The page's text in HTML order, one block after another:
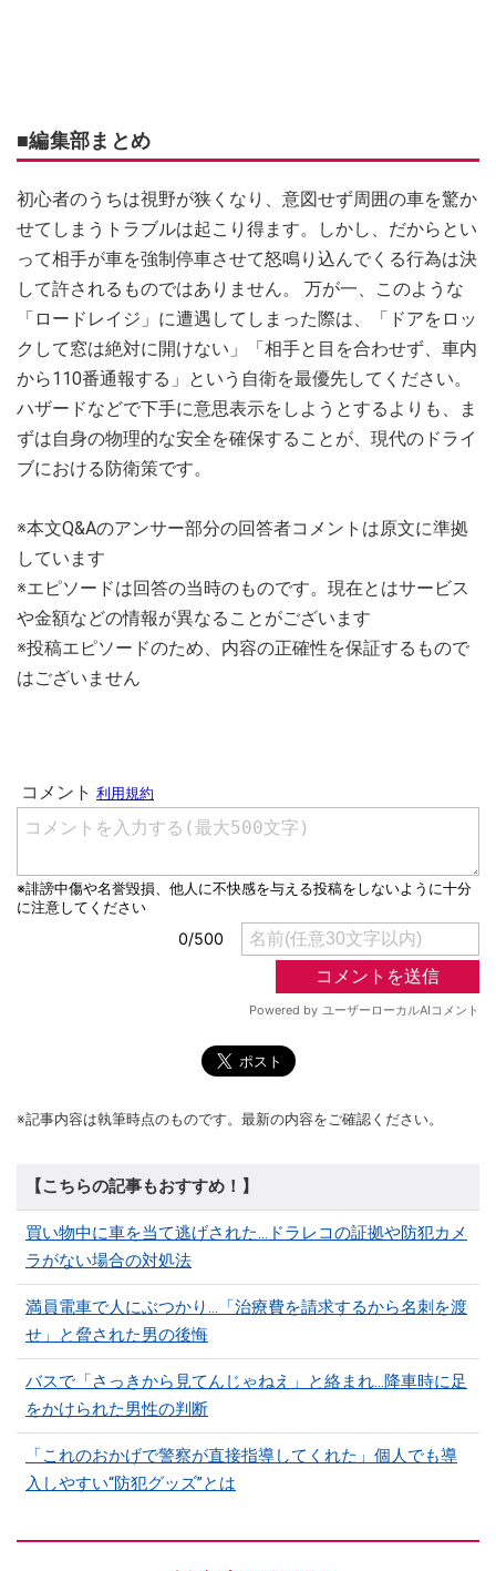
■編集部まとめ
初心者のうちは視野が狭くなり、意図せず周囲の車を驚か
せてしまうトラブルは起こり得ます。しかし、だからとい
って相手が車を強制停車させて怒鳴り込んでくる行為は決
して許されるものではありません。 万が一、このような
「ロードレイジ」に遭遇してしまった際は、「ドアをロッ
クして窓は絶対に開けない」「相手と目を合わせず、車内
から110番通報する」という自衛を最優先してください。
ハザードなどで下手に意思表示をしようとするよりも、ま
ずは自身の物理的な安全を確保することが、現代のドライ
ブにおける防衛策です。
※本文Q&Aのアンサー部分の回答者コメントは原文に準拠
しています
※エピソードは回答の当時のものです。現在とはサービス
や金額などの情報が異なることがございます
※投稿エピソードのため、内容の正確性を保証するもので
はございません
※記事内容は執筆時点のものです。最新の内容をご確認ください。
【こちらの記事もおすすめ！】
買い物中に車を当て逃げされた…ドラレコの証拠や防犯カメ
ラがない場合の対処法
満員電車で人にぶつかり…「治療費を請求するから名刺を渡
せ」と脅された男の後悔
バスで「さっきから見てんじゃねえ」と絡まれ…降車時に足
をかけられた男性の判断
「これのおかげで警察が直接指導してくれた」個人でも導
入しやすい“防犯グッズ”とは